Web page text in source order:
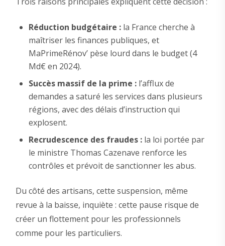
Réduction budgétaire :la France cherche à
maîtriser les finances publiques, et
MaPrimeRénov’ pèse lourd dans le budget (4
Md€ en 2024).
Succès massif de la prime :l’afflux de
demandes a saturé les services dans plusieurs
régions, avec des délais d’instruction qui
explosent.
Recrudescence des fraudes :la loi portée par
le ministre Thomas Cazenave renforce les
contrôles et prévoit de sanctionner les abus.
Du côté des artisans, cette suspension, même
revue à la baisse, inquiète : cette pause risque de
créer un flottement pour les professionnels
comme pour les particuliers.